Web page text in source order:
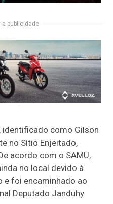
a publicidade
identificado como Gilson
no Sítio Enjeitado,
acordo com o SAMU,
no local devido à
e foi encaminhado ao
Deputado Janduhy